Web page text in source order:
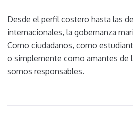
Desde el perfil costero hasta las
internacionales, la gobernanza
Como ciudadanos, como
o simplemente como amantes de
somos responsables.